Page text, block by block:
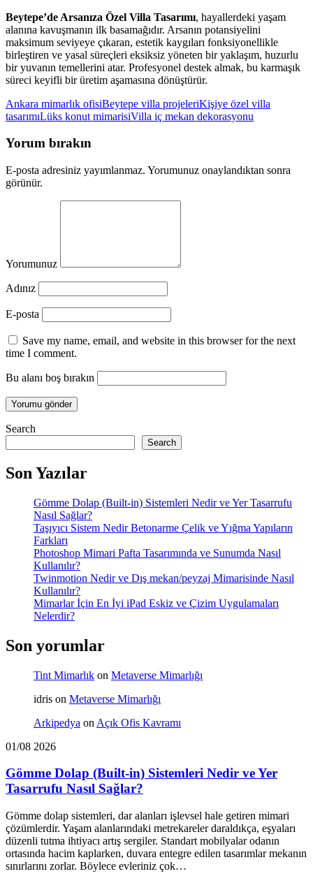
Beytepe’de Arsanıza Özel Villa Tasarımı, hayallerdeki yaşam
alanına kavuşmanın ilk basamağıdır. Arsanın potansiyelini
maksimum seviyeye çıkaran, estetik kaygıları fonksiyonellikle
birleştiren ve yasal süreçleri eksiksiz yöneten bir yaklaşım, huzurlu
bir yuvanın temellerini atar. Profesyonel destek almak, bu karmaşık
süreci keyifli bir üretim aşamasına dönüştürür.
Ankara mimarlık ofisiBeytepe villa projeleriKişiye özel villa
tasarımıLüks konut mimarisiVilla iç mekan dekorasyonu
Yorum bırakın
E-posta adresiniz yayımlanmaz. Yorumunuz onaylandıktan sonra
görünür.
Yorumunuz
Adınız
E-posta
Save my name, email, and website in this browser for the next
time I comment.
Bu alanı boş bırakın
Search
Search
Son Yazılar
Gömme Dolap (Built-in) Sistemleri Nedir ve Yer Tasarrufu
Nasıl Sağlar?
Taşıyıcı Sistem Nedir Betonarme Çelik ve Yığma Yapıların
Farkları
Photoshop Mimari Pafta Tasarımında ve Sunumda Nasıl
Kullanılır?
Twinmotion Nedir ve Dış mekan/peyzaj Mimarisinde Nasıl
Kullanılır?
Mimarlar İçin En İyi iPad Eskiz ve Çizim Uygulamaları
Nelerdir?
Son yorumlar
Tint Mimarlık on Metaverse Mimarlığı
idris on Metaverse Mimarlığı
Arkipedya on Açık Ofis Kavramı
01/08 2026
Gömme Dolap (Built-in) Sistemleri Nedir ve Yer
Tasarrufu Nasıl Sağlar?
Gömme dolap sistemleri, dar alanları işlevsel hale getiren mimari
çözümlerdir. Yaşam alanlarındaki metrekareler daraldıkça, eşyaları
düzenli tutma ihtiyacı artış sergiler. Standart mobilyalar odanın
ortasında hacim kaplarken, duvara entegre edilen tasarımlar mekanın
sınırlarını zorlar. Böylece evleriniz çok…